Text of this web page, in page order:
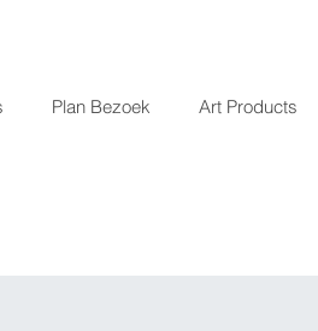
Plan Bezoek Art Products